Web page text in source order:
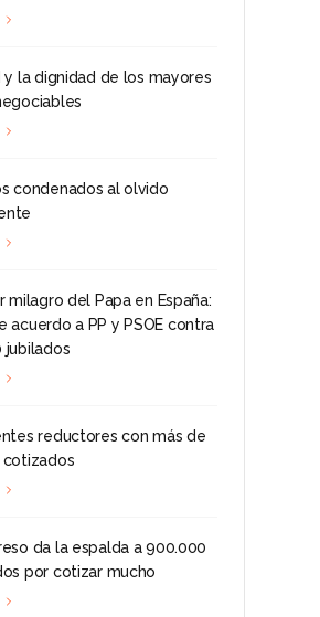
y la dignidad de los mayores
condenados al olvido
milagro del Papa en España:
acuerdo a PP y PSOE contra
jubilados
reductores con más de
cotizados
da la espalda a 900.000
por cotizar mucho